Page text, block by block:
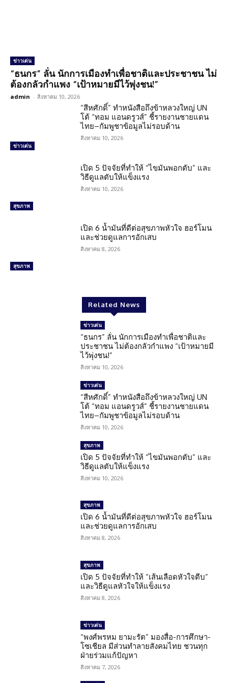
ข่าวเด่น
“ธนกร” ลั่น นักการเมืองทำเพื่อชาติและประชาชน ไม่
ต้องกลัวกำแพง “เป้าหมายมีไว้พุ่งชน!”
admin - สิงหาคม 10, 2026
ข่าวเด่น
“สีหศักดิ์” ทำหนังสือถึงข้าหลวงใหญ่ UN
โต้ “ทอม แอนดรูวส์” ชี้รายงานชายแดน
ไทย–กัมพูชาข้อมูลไม่รอบด้าน
สิงหาคม 10, 2026
สุขภาพ
เปิด 5 ปัจจัยที่ทำให้ “ไขมันพอกตับ” และ
วิธีดูแลตับให้แข็งแรง
สิงหาคม 10, 2026
สุขภาพ
เปิด 6 น้ำมันที่ดีต่อสุขภาพหัวใจ ฮอร์โมน
และช่วยดูแลการอักเสบ
สิงหาคม 8, 2026
Related News
ข่าวเด่น
“ธนกร” ลั่น นักการเมืองทำเพื่อชาติและ
ประชาชน ไม่ต้องกลัวกำแพง “เป้าหมายมี
ไว้พุ่งชน!”
สิงหาคม 10, 2026
ข่าวเด่น
“สีหศักดิ์” ทำหนังสือถึงข้าหลวงใหญ่ UN
โต้ “ทอม แอนดรูวส์” ชี้รายงานชายแดน
ไทย–กัมพูชาข้อมูลไม่รอบด้าน
สิงหาคม 10, 2026
สุขภาพ
เปิด 5 ปัจจัยที่ทำให้ “ไขมันพอกตับ” และ
วิธีดูแลตับให้แข็งแรง
สิงหาคม 10, 2026
สุขภาพ
เปิด 6 น้ำมันที่ดีต่อสุขภาพหัวใจ ฮอร์โมน
และช่วยดูแลการอักเสบ
สิงหาคม 8, 2026
สุขภาพ
เปิด 5 ปัจจัยที่ทำให้ “เส้นเลือดหัวใจตีบ”
และวิธีดูแลหัวใจให้แข็งแรง
สิงหาคม 8, 2026
ข่าวเด่น
“พงศ์พรหม ยามะรัต” มองสื่อ-การศึกษา-
โซเชียล มีส่วนทำลายสังคมไทย ชวนทุก
ฝ่ายร่วมแก้ปัญหา
สิงหาคม 7, 2026